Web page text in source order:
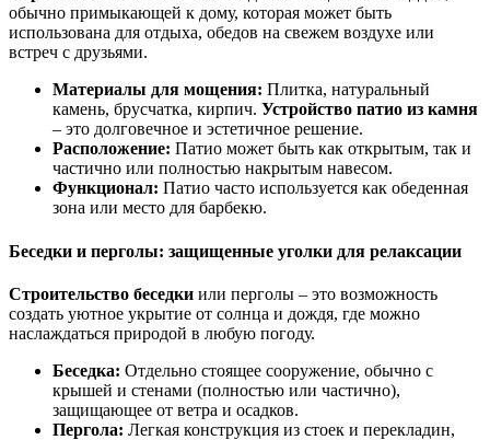
обычно примыкающей к дому, которая может быть
использована для отдыха, обедов на свежем воздухе или
встреч с друзьями.
Материалы для мощения: Плитка, натуральный
камень, брусчатка, кирпич. Устройство патио из камня
– это долговечное и эстетичное решение.
Расположение: Патио может быть как открытым, так и
частично или полностью накрытым навесом.
Функционал: Патио часто используется как обеденная
зона или место для барбекю.
Беседки и перголы: защищенные уголки для релаксации
Строительство беседки или перголы – это возможность
создать уютное укрытие от солнца и дождя, где можно
наслаждаться природой в любую погоду.
Беседка: Отдельно стоящее сооружение, обычно с
крышей и стенами (полностью или частично),
защищающее от ветра и осадков.
Пергола: Легкая конструкция из стоек и перекладин,